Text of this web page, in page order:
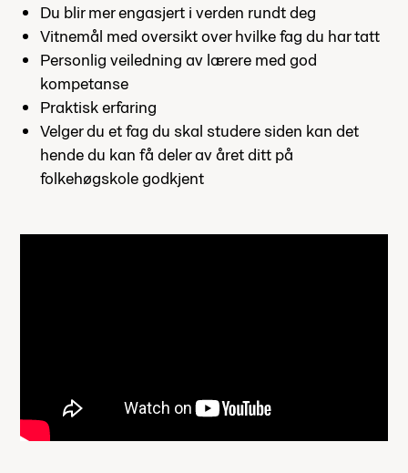
Du blir mer engasjert i verden rundt deg
Vitnemål med oversikt over hvilke fag du har tatt
Personlig veiledning av lærere med god
kompetanse
Praktisk erfaring
Velger du et fag du skal studere siden kan det
hende du kan få deler av året ditt på
folkehøgskole godkjent